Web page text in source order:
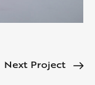
Next Project